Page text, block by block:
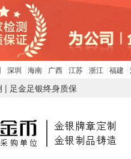
深圳 海南 广西 江苏 浙江 福建
| 足金足银终身质保